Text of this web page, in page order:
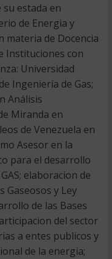
estada en
de Energia y
materia de Docencia
Instituciones con
Universidad
Ingeniería de Gas;
Análisis
Miranda en
de Venezuela en
Asesor en la
para el desarrollo
elaboracion de
Gaseosos y Ley
de las Bases
del sector
a entes publicos y
de la energia;